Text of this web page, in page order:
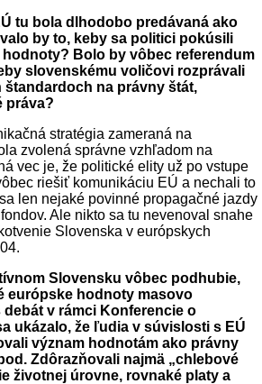
tu bola dlhodobo predávaná ako
by to, keby sa politici pokúsili
Bolo by vôbec referendum
slovenskému voličovi rozprávali
na právny štát,
práva?
stratégia zameraná na
zvolená správne vzhľadom na
vec je, že politické elity už po vstupe
riešiť komunikáciu EÚ a nechali to
len nejaké povinné propagačné jazdy
Ale nikto sa tu nevenoval snahe
Slovenska v európskych
Slovensku vôbec podhubie,
európske hodnoty masovo
v rámci Konferencie o
ukázalo, že ľudia v súvislosti s EÚ
význam hodnotám ako právny
Zdôrazňovali najmä „chlebové
životnej úrovne, rovnaké platy a